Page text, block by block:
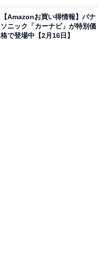
【Amazonお買い得情報】パナ
ソニック「カーナビ」が特別価
格で登場中【2月16日】